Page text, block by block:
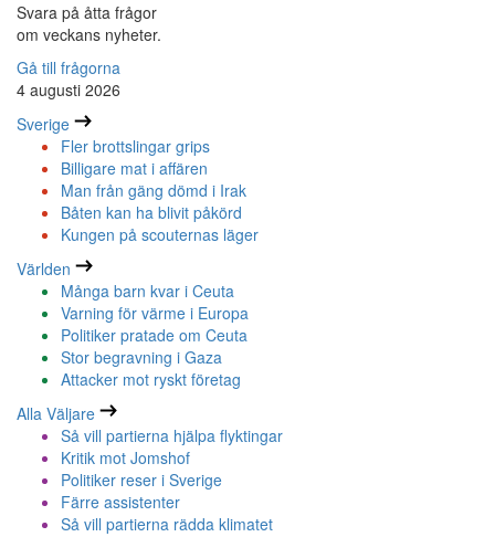
Svara på åtta frågor
om veckans nyheter.
Gå till frågorna
4 augusti 2026
Sverige
Fler brottslingar grips
Billigare mat i affären
Man från gäng dömd i Irak
Båten kan ha blivit påkörd
Kungen på scouternas läger
Världen
Många barn kvar i Ceuta
Varning för värme i Europa
Politiker pratade om Ceuta
Stor begravning i Gaza
Attacker mot ryskt företag
Alla Väljare
Så vill partierna hjälpa flyktingar
Kritik mot Jomshof
Politiker reser i Sverige
Färre assistenter
Så vill partierna rädda klimatet